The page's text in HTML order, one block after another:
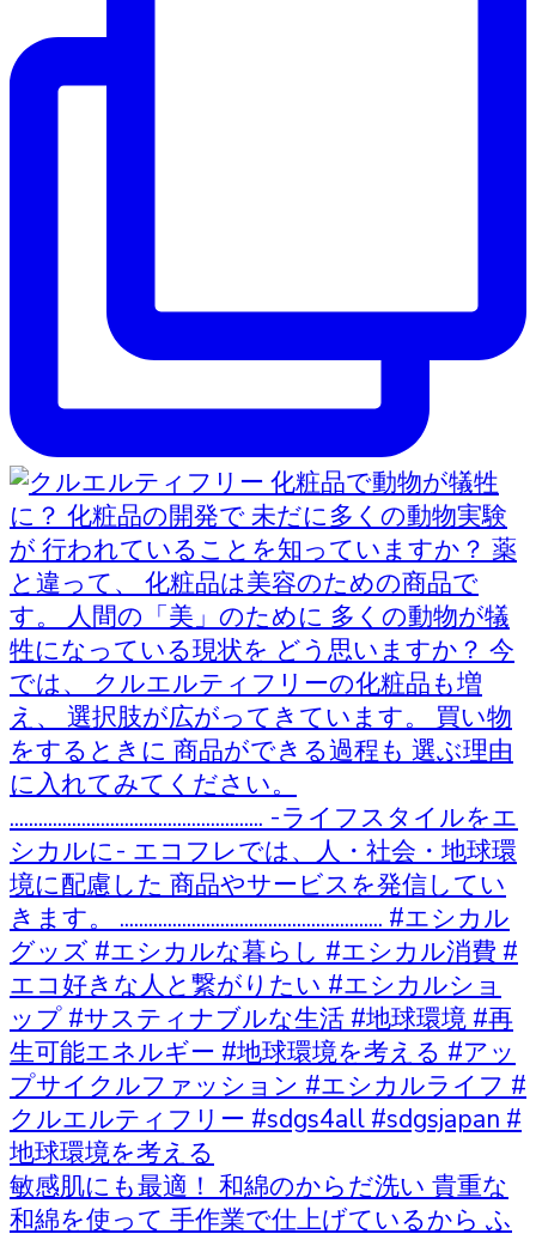
敏感肌にも最適！ 和綿のからだ洗い 貴重な
和綿を使って 手作業で仕上げているから ふ